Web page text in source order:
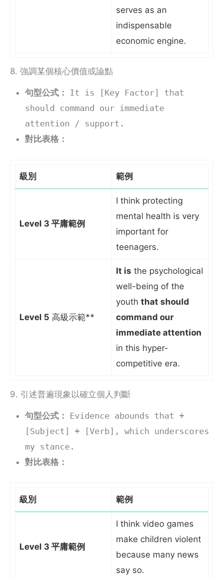
serves as an
indispensable
economic engine.
8. 強調某個核心價值或論點
句型公式：
It is [Key Factor] that
should command our immediate
attention / support.
對比表格：
級別 範例
Level 3 平庸範例
I think protecting
mental health is very
important for
teenagers.
Level 5 高級示範**
It is the psychological
well-being of the
youth that should
command our
immediate attention
in this hyper-
competitive era.
9. 引述普遍現象以確立個人判斷
句型公式：
Evidence abounds that +
[Subject] + [Verb], which underscores
my stance.
對比表格：
級別 範例
Level 3 平庸範例
I think video games
make children violent
because many news
say so.